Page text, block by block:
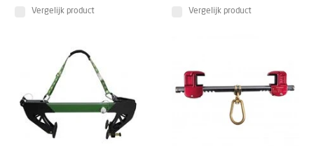
Vergelijk product Vergelijk product